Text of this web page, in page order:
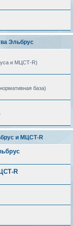
Эльбрус
и МЦСТ-R)
база)
и МЦСТ-R
R